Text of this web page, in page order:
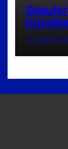
5. AUGUST